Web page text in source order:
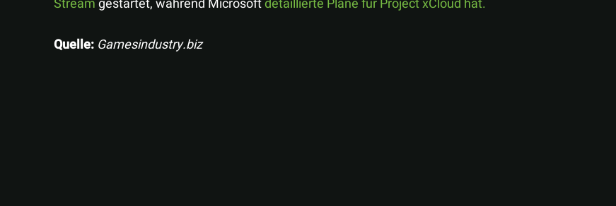
Streamgestartet, während Microsoftdetaillierte Pläne für Project xCloud hat.
Quelle: Gamesindustry.biz